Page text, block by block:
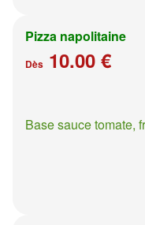
Pizza napolitaine
Dès 10.00 €
Base sauce tomate,